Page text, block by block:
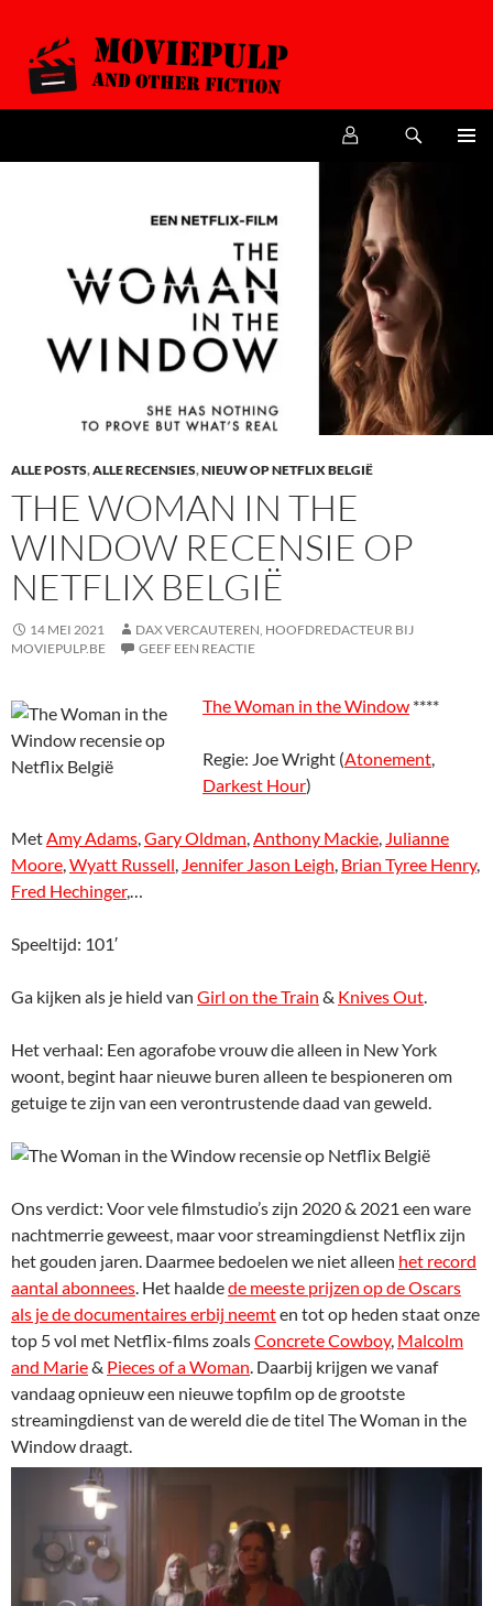
ALLE POSTS,ALLE RECENSIES,NIEUW OP NETFLIX BELGIË
THE WOMAN IN THE
WINDOW RECENSIE OP
NETFLIX BELGIË
14 MEI 2021
DAX VERCAUTEREN, HOOFDREDACTEUR BIJ
MOVIEPULP.BE
GEEF EEN REACTIE
The Woman in the Window ****
Regie: Joe Wright (Atonement,
Darkest Hour)
MetAmy Adams,Gary Oldman,Anthony Mackie, Julianne
Moore,Wyatt Russell, Jennifer Jason Leigh, Brian Tyree Henry,
Fred Hechinger,…
Speeltijd: 101′
Ga kijken als je hield van Girl on the Train & Knives Out.
Het verhaal: Een agorafobe vrouw die alleen in New York
woont, begint haar nieuwe buren alleen te bespioneren om
getuige te zijn van een verontrustende daad van geweld.
Ons verdict: Voor vele filmstudio’s zijn 2020 & 2021 een ware
nachtmerrie geweest, maar voor streamingdienst Netflix zijn
het gouden jaren. Daarmee bedoelen we niet alleen het record
aantal abonnees. Het haaldede meeste prijzen op de Oscars
als je de documentaires erbij neemten tot op heden staat onze
top 5 vol met Netflix-films zoalsConcrete Cowboy, Malcolm
and Marie& Pieces of a Woman. Daarbij krijgen we vanaf
vandaag opnieuw een nieuwe topfilm op de grootste
streamingdienst van de wereld die de titel The Woman in the
Window draagt.